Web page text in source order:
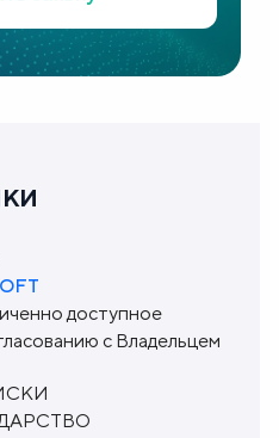
доступное
с Владельцем